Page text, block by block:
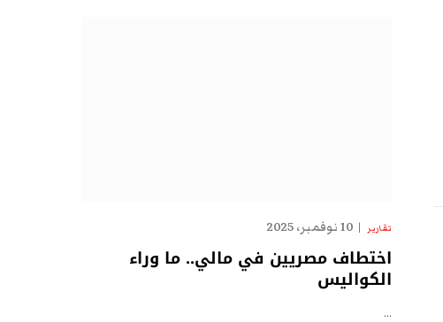
تقارير 10 نوفمبر، 2025
اختطاف مصريين في مالي.. ما وراء
الكواليس
…